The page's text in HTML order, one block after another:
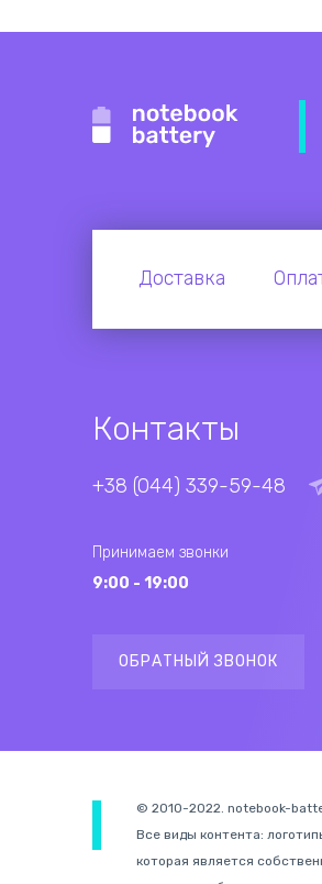
Доставка
Контакты
+38 (044) 339-59-48
Принимаем звонки
9:00 - 19:00
ОБРАТНЫЙ ЗВОНОК
© 2010-2022. notebook-
Все виды контента:
которая является